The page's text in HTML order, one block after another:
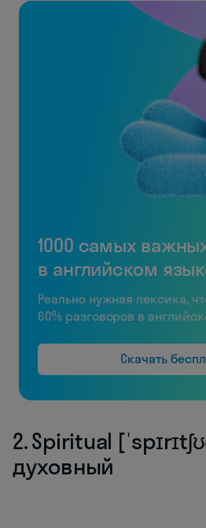
1000 самых
в английском
Реально нужная лексика,
60% разговоров в
Скачать
2. Spiritual
духовный